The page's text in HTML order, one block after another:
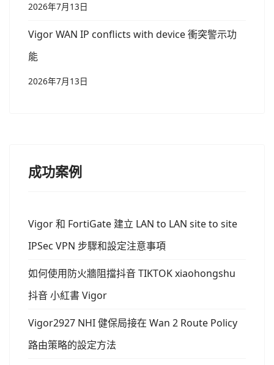
2026年7月13日
Vigor WAN IP conflicts with device 衝突警示功
能
2026年7月13日
成功案例
Vigor 和 FortiGate 建立 LAN to LAN site to site
IPSec VPN 步驟和設定注意事項
如何使用防火牆阻擋抖音 TIKTOK xiaohongshu
抖音 小紅書 Vigor
Vigor2927 NHI 健保局接在 Wan 2 Route Policy
路由策略的設定方法